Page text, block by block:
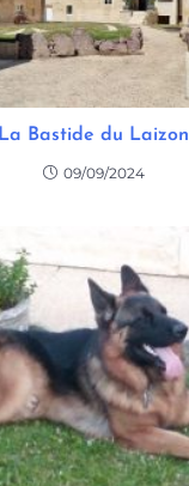
La Bastide du Laizon
09/09/2024